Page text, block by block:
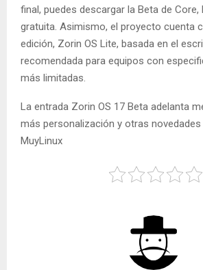
final, puedes descargar la Beta de
gratuita. Asimismo, el proyecto cuenta
edición, Zorin OS Lite, basada en el
recomendada para equipos con
más limitadas.
La entrada Zorin OS 17 Beta adelanta
más personalización y otras novedades
MuyLinux